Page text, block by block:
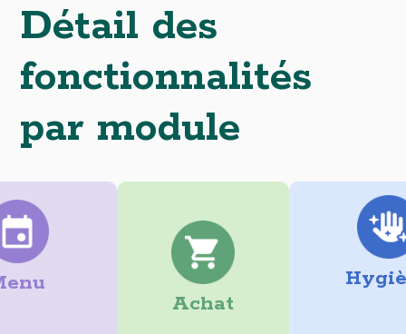
Détail des
fonctionnalités
par module
Achat